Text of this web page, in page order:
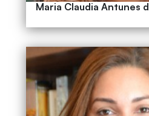
Maria Claudia Antunes